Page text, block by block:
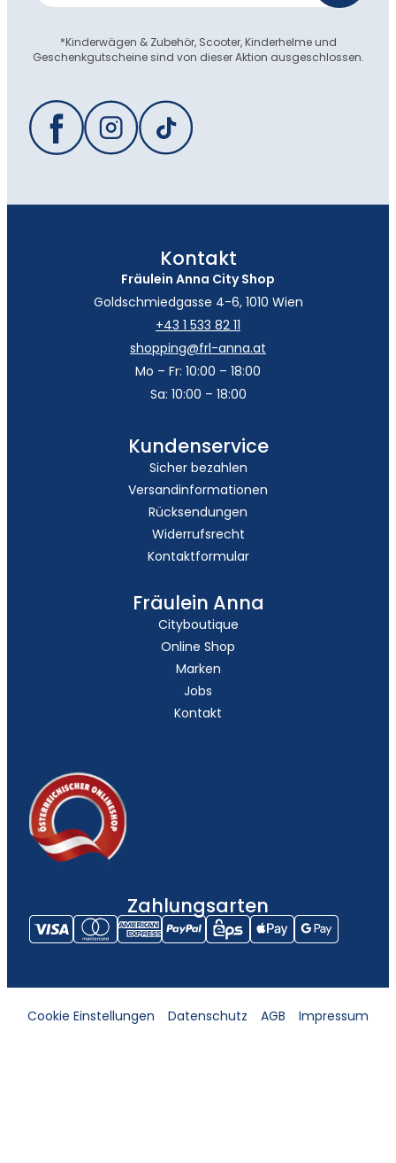
*Kinderwägen & Zubehör, Scooter, Kinderhelme und
Geschenkgutscheine sind von dieser Aktion ausgeschlossen.
Kontakt
Fräulein Anna City Shop
Goldschmiedgasse 4-6, 1010 Wien
+43 1 533 82 11
shopping@frl-anna.at
Mo – Fr: 10:00 – 18:00
Sa: 10:00 – 18:00
Kundenservice
Sicher bezahlen
Versandinformationen
Rücksendungen
Widerrufsrecht
Kontaktformular
Fräulein Anna
Cityboutique
Online Shop
Marken
Jobs
Kontakt
Zahlungsarten
Cookie Einstellungen Datenschutz AGB Impressum